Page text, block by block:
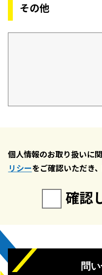
その他
個人情報のお取り扱いに
リシーをご確認いただき
確認
問